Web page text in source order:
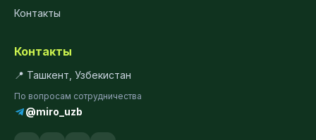
Контакты
Контакты
📍 Ташкент, Узбекистан
По вопросам сотрудничества
@miro_uzb